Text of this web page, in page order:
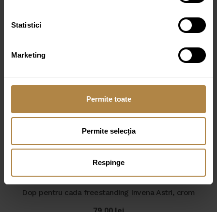
Statistici
Marketing
Permite toate
Permite selecția
Respinge
79,00 lei
Dop pentru cada freestanding Invena Astri, auriu
79,00
Dop pentru cada freestanding Invena Astri, crom